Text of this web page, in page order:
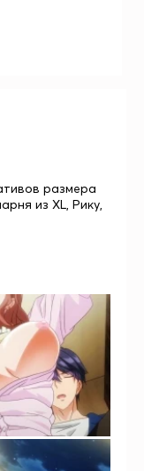
размера
из XL, Рику,